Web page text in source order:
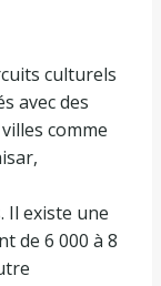
culturels
avec des
comme
Il existe une
de 6 000 à 8